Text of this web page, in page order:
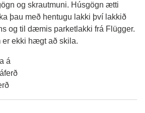
og skrautmuni. Húsgögn ætti
þau með hentugu lakki því lakkið
og til dæmis parketlakki frá Flügger.
er ekki hægt að skila.
á